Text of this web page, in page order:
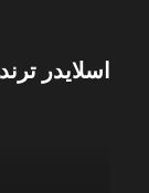
اسلایدر